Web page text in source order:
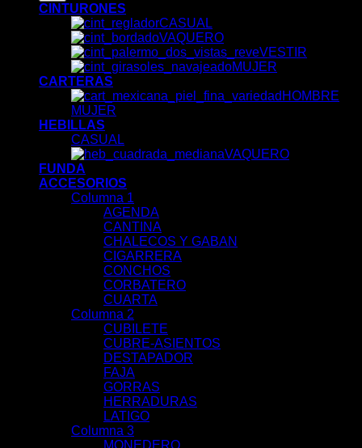
CINTURONES
CASUAL
VAQUERO
VESTIR
MUJER
CARTERAS
HOMBRE
MUJER
HEBILLAS
CASUAL
VAQUERO
FUNDA
ACCESORIOS
Columna 1
AGENDA
CANTINA
CHALECOS Y GABAN
CIGARRERA
CONCHOS
CORBATERO
CUARTA
Columna 2
CUBILETE
CUBRE-ASIENTOS
DESTAPADOR
FAJA
GORRAS
HERRADURAS
LATIGO
Columna 3
MONEDERO